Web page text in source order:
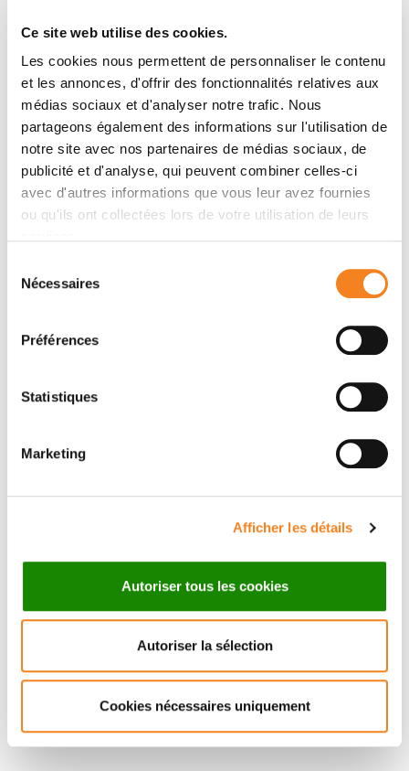
Ce site web utilise des cookies.
Les cookies nous permettent de personnaliser le contenu
et les annonces, d'offrir des fonctionnalités relatives aux
médias sociaux et d'analyser notre trafic. Nous
partageons également des informations sur l'utilisation de
notre site avec nos partenaires de médias sociaux, de
publicité et d'analyse, qui peuvent combiner celles-ci
avec d'autres informations que vous leur avez fournies
ou qu'ils ont collectées lors de votre utilisation de leurs
Nécessaires
Préférences
Statistiques
Marketing
Afficher les détails
Autoriser tous les cookies
Autoriser la sélection
Cookies nécessaires uniquement
Résumé
A transition from nanofibers to ellipsoidal vesicles
through lamellas was evidenced as the self-
assembling mechanism for biodegradable smectic
polycarbonate-based amphiphilic block copolymers.
THOMAS